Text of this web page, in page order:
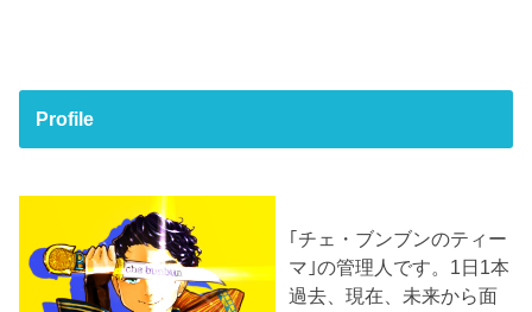
Profile
｢チェ・ブンブンのティー
マ｣の管理人です。1日1本
過去、現在、未来から面